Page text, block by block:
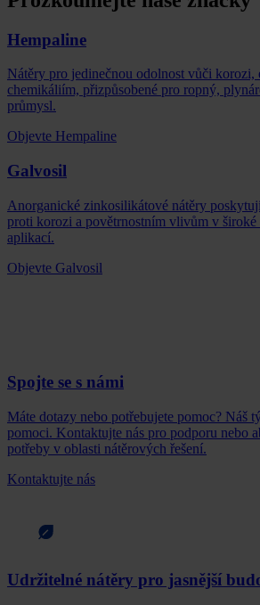
Hempaline
Nátěry pro jedinečnou odolnost vůči korozi,
chemikáliím, přizpůsobené pro ropný,
průmysl.
Objevte Hempaline
Galvosil
Anorganické zinkosilikátové nátěry
proti korozi a povětrnostním vlivům v
aplikací.
Objevte Galvosil
Spojte se s námi
Máte dotazy nebo potřebujete pomoc? Náš
pomoci. Kontaktujte nás pro podporu nebo
potřeby v oblasti nátěrových řešení.
Kontaktujte nás
Udržitelné nátěry pro jasnější